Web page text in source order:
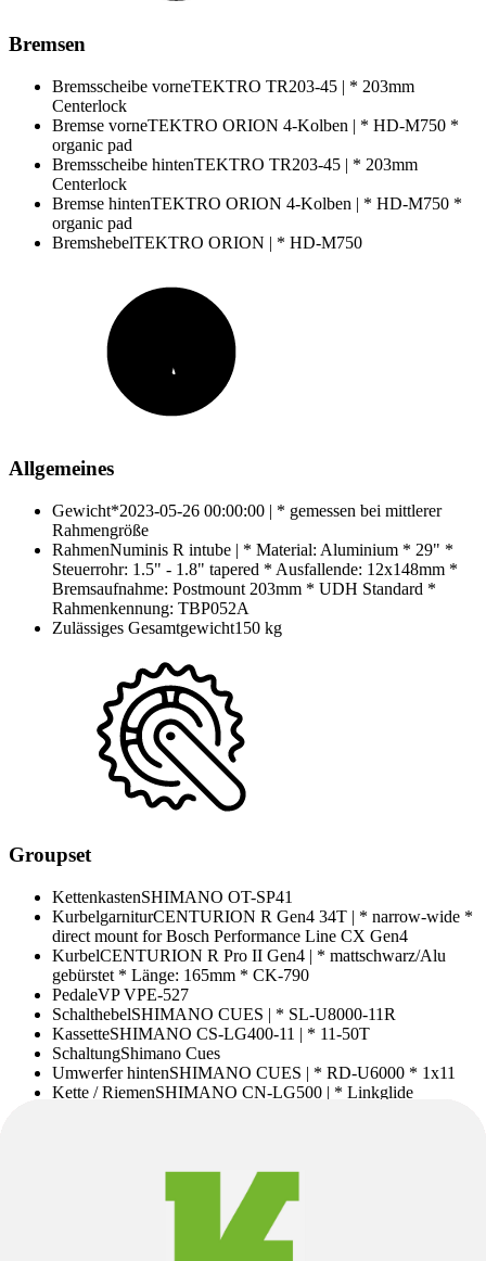
Bremsen
Bremsscheibe vorneTEKTRO TR203-45 | * 203mm
Centerlock
Bremse vorneTEKTRO ORION 4-Kolben | * HD-M750 *
organic pad
Bremsscheibe hintenTEKTRO TR203-45 | * 203mm
Centerlock
Bremse hintenTEKTRO ORION 4-Kolben | * HD-M750 *
organic pad
BremshebelTEKTRO ORION | * HD-M750
Allgemeines
Gewicht*2023-05-26 00:00:00 | * gemessen bei mittlerer
Rahmengröße
RahmenNuminis R intube | * Material: Aluminium * 29" *
Steuerrohr: 1.5" - 1.8" tapered * Ausfallende: 12x148mm *
Bremsaufnahme: Postmount 203mm * UDH Standard *
Rahmenkennung: TBP052A
Zulässiges Gesamtgewicht150 kg
Groupset
KettenkastenSHIMANO OT-SP41
KurbelgarniturCENTURION R Gen4 34T | * narrow-wide *
direct mount for Bosch Performance Line CX Gen4
KurbelCENTURION R Pro II Gen4 | * mattschwarz/Alu
gebürstet * Länge: 165mm * CK-790
PedaleVP VPE-527
SchalthebelSHIMANO CUES | * SL-U8000-11R
KassetteSHIMANO CS-LG400-11 | * 11-50T
SchaltungShimano Cues
Umwerfer hintenSHIMANO CUES | * RD-U6000 * 1x11
Kette / RiemenSHIMANO CN-LG500 | * Linkglide